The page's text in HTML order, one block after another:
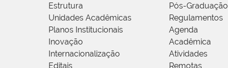
Estrutura
Unidades Acadêmicas
Planos Institucionais
Inovação
Internacionalização
Editais
Pós-Graduação
Regulamentos
Agenda
Acadêmica
Atividades
Remotas